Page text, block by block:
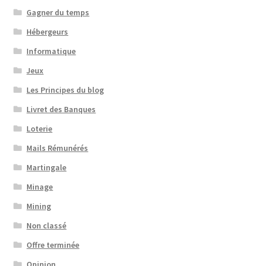
Gagner du temps
Hébergeurs
Informatique
Jeux
Les Principes du blog
Livret des Banques
Loterie
Mails Rémunérés
Martingale
Minage
Mining
Non classé
Offre terminée